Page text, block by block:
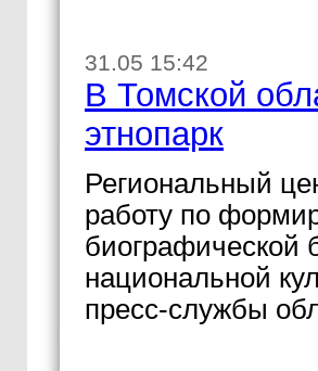
31.05 15:42
В Томской
этнопарк
Региональный
работу по
биографической
национальной
пресс-службы